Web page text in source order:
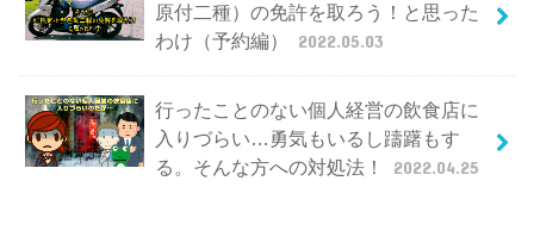
原付二種）の免許を取ろう！と思った
わけ（予約編）
2022.05.03
行ったことのない個人経営の飲食店に
入りづらい…勇気もいるし躊躇もす
る。そんな方への対処法！
2022.04.25